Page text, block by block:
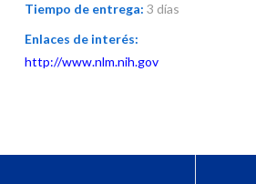
Tiempo de entrega: 3 días
Enlaces de interés:
http://www.nlm.nih.gov